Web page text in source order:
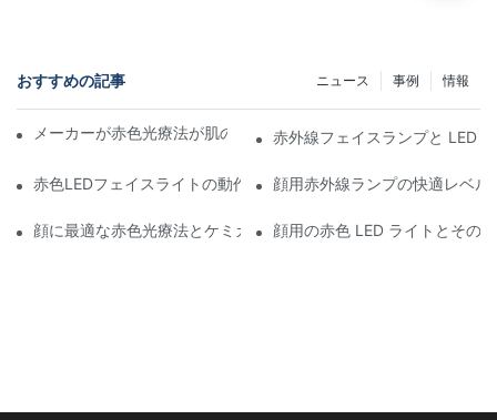
おすすめの記事 情報
事例
ニュース
メーカーが赤色光療法が肌の健康を促進する仕組みを説明
赤外線フェイスランプと LED
赤色LEDフェイスライトの動作原理を理解する顔用赤外線ランプの快適レベル
顔に最適な赤色光療法とケミカルピーリング顔用の赤色 LED ライトとその